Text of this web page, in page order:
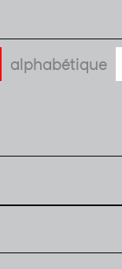
alphabétique